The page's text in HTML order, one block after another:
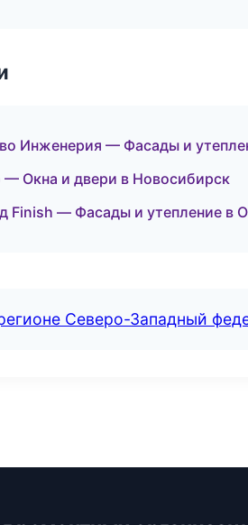
Инженерия — Фасады и
Окна и двери в Новосибирск
Finish — Фасады и утепление в
Северо-Западный